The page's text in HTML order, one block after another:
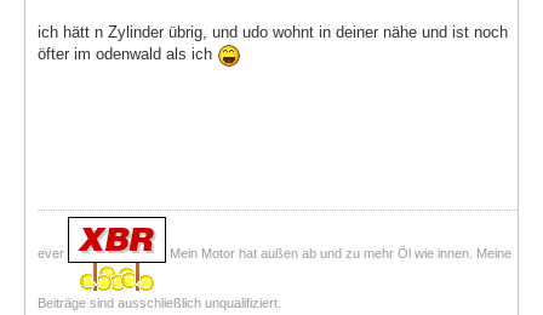
ich hätt n Zylinder übrig, und udo wohnt in deiner nähe und ist noch
öfter im odenwald als ich
ever Mein Motor hat außen ab und zu mehr Öl wie innen. Meine
Beiträge sind ausschließlich unqualifiziert.